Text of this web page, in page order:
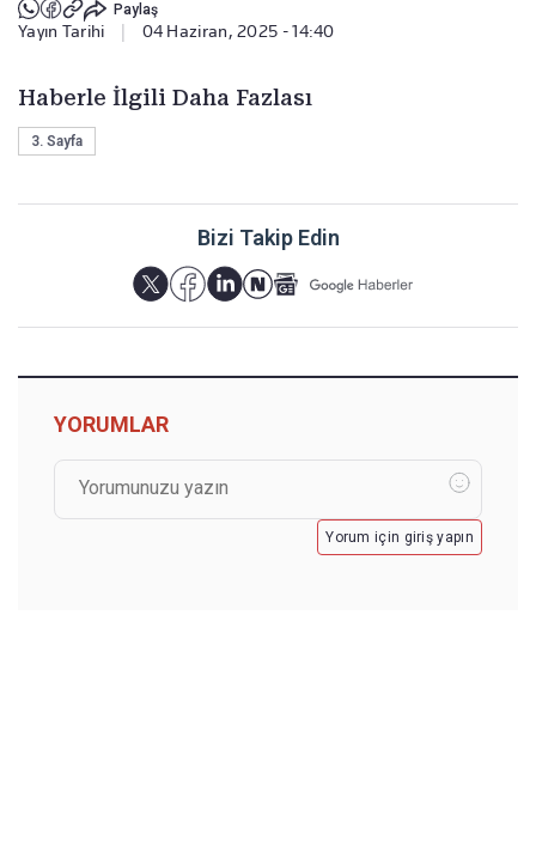
Paylaş
Yayın Tarihi 04 Haziran, 2025 - 14:40
Haberle İlgili Daha Fazlası
3. Sayfa
Bizi Takip Edin
YORUMLAR
Yorum için giriş yapın